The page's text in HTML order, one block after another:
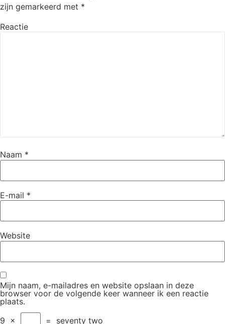
zijn gemarkeerd met *
Reactie
Naam *
E-mail *
Website
Mijn naam, e-mailadres en website opslaan in deze
browser voor de volgende keer wanneer ik een reactie
plaats.
9 × = seventy two